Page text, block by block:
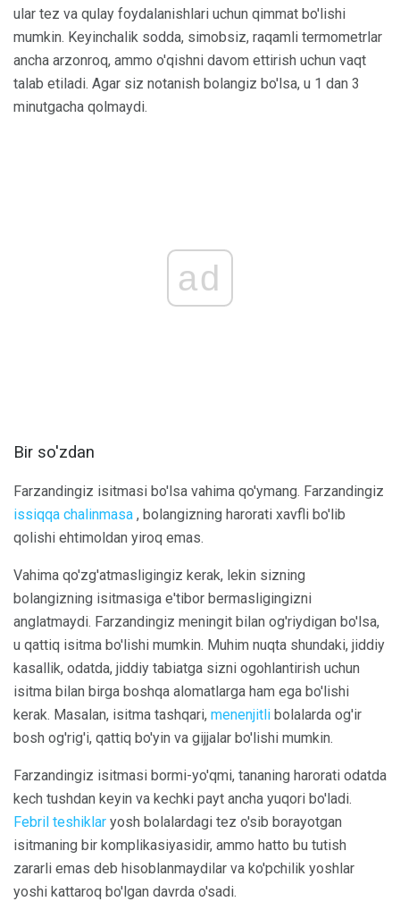
ular tez va qulay foydalanishlari uchun qimmat bo'lishi
mumkin. Keyinchalik sodda, simobsiz, raqamli termometrlar
ancha arzonroq, ammo o'qishni davom ettirish uchun vaqt
talab etiladi. Agar siz notanish bolangiz bo'lsa, u 1 dan 3
minutgacha qolmaydi.
ad
Bir so'zdan
Farzandingiz isitmasi bo'lsa vahima qo'ymang. Farzandingiz
issiqqa chalinmasa , bolangizning harorati xavfli bo'lib
qolishi ehtimoldan yiroq emas.
Vahima qo'zg'atmasligingiz kerak, lekin sizning
bolangizning isitmasiga e'tibor bermasligingizni
anglatmaydi. Farzandingiz meningit bilan og'riydigan bo'lsa,
u qattiq isitma bo'lishi mumkin. Muhim nuqta shundaki, jiddiy
kasallik, odatda, jiddiy tabiatga sizni ogohlantirish uchun
isitma bilan birga boshqa alomatlarga ham ega bo'lishi
kerak. Masalan, isitma tashqari, menenjitli bolalarda og'ir
bosh og'rig'i, qattiq bo'yin va gijjalar bo'lishi mumkin.
Farzandingiz isitmasi bormi-yo'qmi, tananing harorati odatda
kech tushdan keyin va kechki payt ancha yuqori bo'ladi.
Febril teshiklar yosh bolalardagi tez o'sib borayotgan
isitmaning bir komplikasiyasidir, ammo hatto bu tutish
zararli emas deb hisoblanmaydilar va ko'pchilik yoshlar
yoshi kattaroq bo'lgan davrda o'sadi.